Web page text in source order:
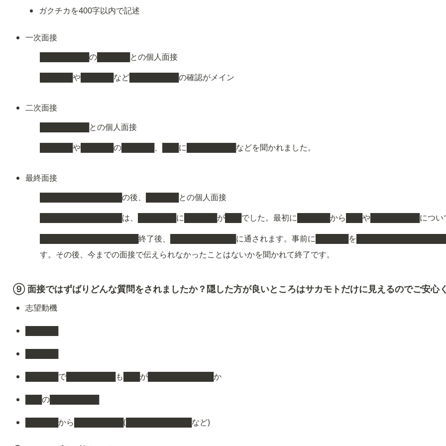
ガクチカを400字以内で記述
一次面接
█████████の██████との個人面接
██████や██████など█████████の確認がメイン
二次面接
█████████との個人面接
██████や██████の██████、███に█████████などを聞かれました。
最終面接
███████████████の後、██████との個人面接
███████████████は、███████に██████が███でした。最初に██████から███や█████████につい
██████████████████終了後、████████████に通されます。事前に██████を
す。その後、今までの面接で伝えられなかったことはないかを聞かれて終了です。
⑨ 面接ではずばりどんな質問をされましたか？隠した方が良いところはサカモトだけに見えるのでご安心
志望動機
██████で█████████も███が████████████か
███の█████████
██████から█████████(████████████など)